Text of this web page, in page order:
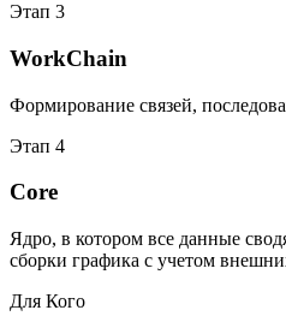
Этап 3
WorkChain
Формирование связей,
Этап 4
Core
Ядро, в котором все данные
сборки графика с учетом
Для Кого